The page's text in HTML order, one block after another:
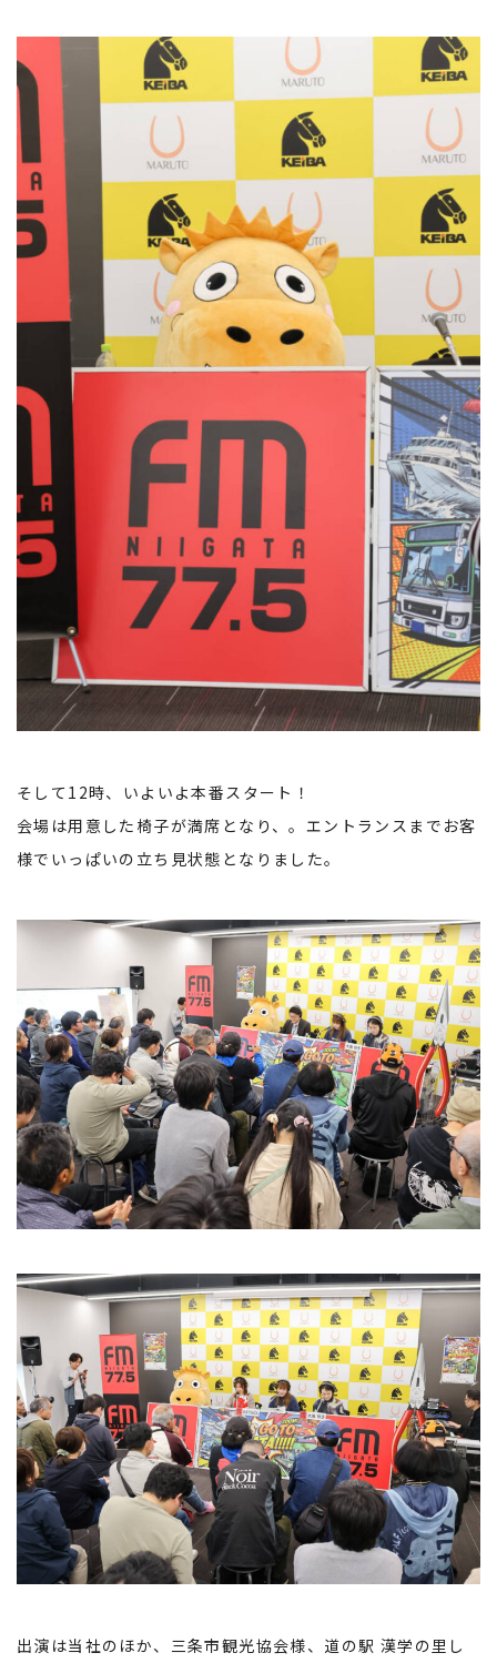
そして12時、いよいよ本番スタート！
会場は用意した椅子が満席となり、。エントランスまでお客
様でいっぱいの立ち見状態となりました。
出演は当社のほか、三条市観光協会様、道の駅 漢学の里し